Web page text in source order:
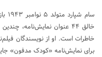
خالق ۴۴ عنوان نمایش‌نامه،
برای نمایش‌نامه «کودک مدفون»